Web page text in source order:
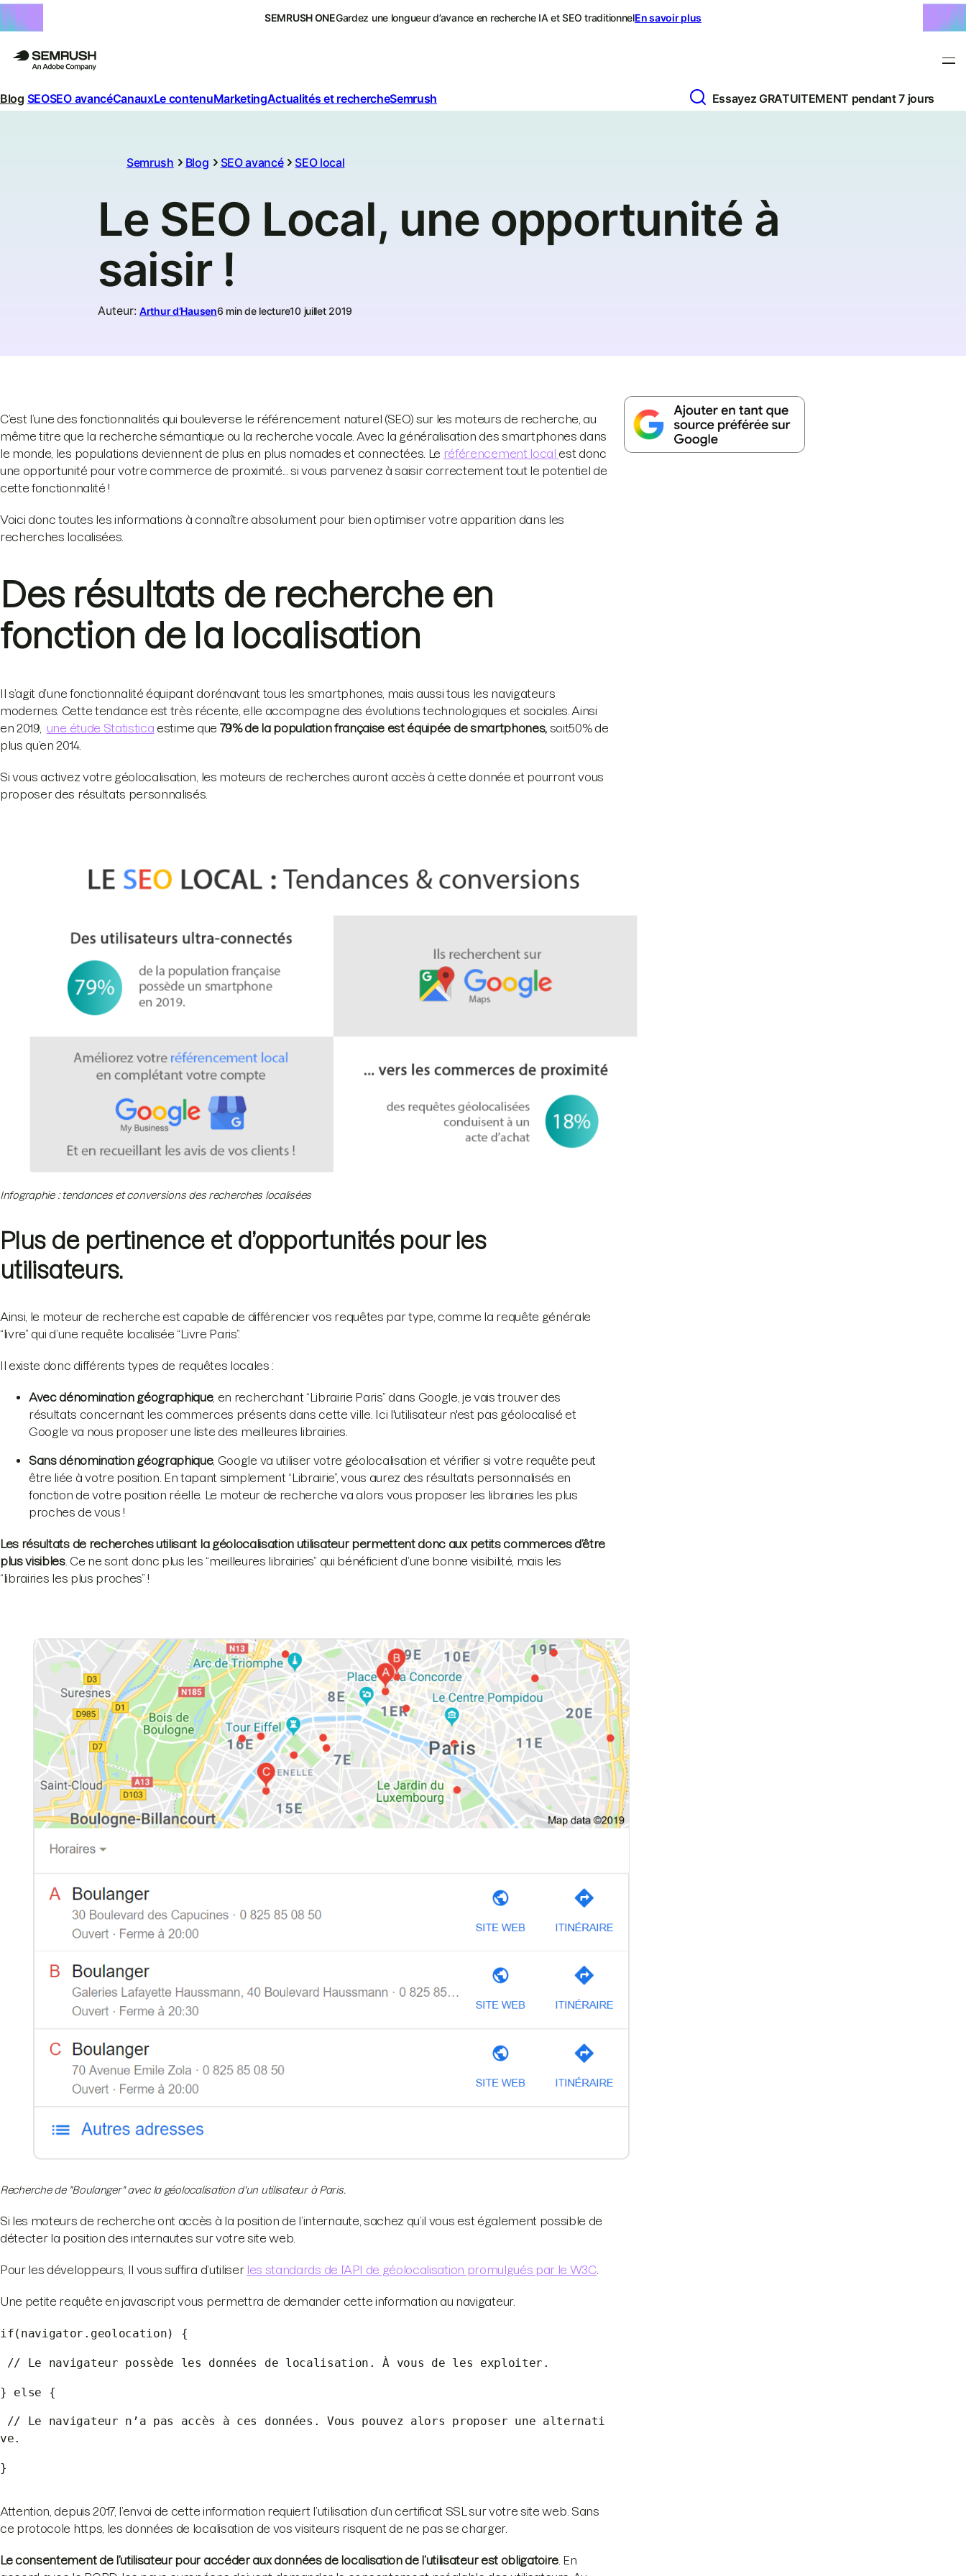
SEMRUSH ONEGardez une longueur d’avance en recherche IA et SEO traditionnelEn savoir plus
Blog SEOSEO avancéCanauxLe contenuMarketingActualités et rechercheSemrush Essayez GRATUITEMENT pendant 7 jours
Semrush Blog SEO avancé SEO local
Le SEO Local, une opportunité à
saisir !
Auteur: Arthur d‘Hausen6 min de lecture10 juillet 2019
C’est l’une des fonctionnalités qui bouleverse le référencement naturel (SEO) sur les moteurs de recherche, au
même titre que la recherche sémantique ou la recherche vocale. Avec la généralisation des smartphones dans
le monde, les populations deviennent de plus en plus nomades et connectées. Le référencement local est donc
une opportunité pour votre commerce de proximité... si vous parvenez à saisir correctement tout le potentiel de
cette fonctionnalité !
Voici donc toutes les informations à connaître absolument pour bien optimiser votre apparition dans les
recherches localisées.
Des résultats de recherche en
fonction de la localisation
Il s’agit d’une fonctionnalité équipant dorénavant tous les smartphones, mais aussi tous les navigateurs
modernes. Cette tendance est très récente, elle accompagne des évolutions technologiques et sociales. Ainsi
en 2019, une étude Statistica estime que 79% de la population française est équipée de smartphones, soit50% de
plus qu’en 2014.
Si vous activez votre géolocalisation, les moteurs de recherches auront accès à cette donnée et pourront vous
proposer des résultats personnalisés.
Infographie : tendances et conversions des recherches localisées
Plus de pertinence et d’opportunités pour les
utilisateurs.
Ainsi, le moteur de recherche est capable de différencier vos requêtes par type, comme la requête générale
“livre” qui d’une requête localisée “Livre Paris”.
Il existe donc différents types de requêtes locales :
Avec dénomination géographique, en recherchant “Librairie Paris” dans Google, je vais trouver des
résultats concernant les commerces présents dans cette ville. Ici l'utilisateur n'est pas géolocalisé et
Google va nous proposer une liste des meilleures librairies.
Sans dénomination géographique, Google va utiliser votre géolocalisation et vérifier si votre requête peut
être liée à votre position. En tapant simplement “Librairie”, vous aurez des résultats personnalisés en
fonction de votre position réelle. Le moteur de recherche va alors vous proposer les librairies les plus
proches de vous !
Les résultats de recherches utilisant la géolocalisation utilisateur permettent donc aux petits commerces d’être
plus visibles. Ce ne sont donc plus les “meilleures librairies” qui bénéficient d’une bonne visibilité, mais les
“librairies les plus proches” !
Recherche de "Boulanger" avec la géolocalisation d'un utilisateur à Paris.
Si les moteurs de recherche ont accès à la position de l’internaute, sachez qu’il vous est également possible de
détecter la position des internautes sur votre site web.
Pour les développeurs, Il vous suffira d’utiliser les standards de l’API de géolocalisation promulgués par le W3C.
Une petite requête en javascript vous permettra de demander cette information au navigateur.
if(navigator.geolocation) {
// Le navigateur possède les données de localisation. À vous de les exploiter.
} else {
// Le navigateur n’a pas accès à ces données. Vous pouvez alors proposer une alternati
ve.
}
Attention, depuis 2017, l’envoi de cette information requiert l’utilisation d’un certificat SSL sur votre site web. Sans
ce protocole https, les données de localisation de vos visiteurs risquent de ne pas se charger.
Le consentement de l’utilisateur pour accéder aux données de localisation de l’utilisateur est obligatoire . En